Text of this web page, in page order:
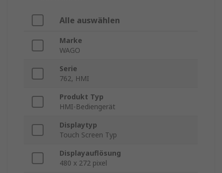
Alle auswählen
Marke
WAGO
Serie
762, HMI
Produkt Typ
HMI-Bediengerät
Displaytyp
Touch Screen Typ
Displayauflösung
480 x 272 pixel